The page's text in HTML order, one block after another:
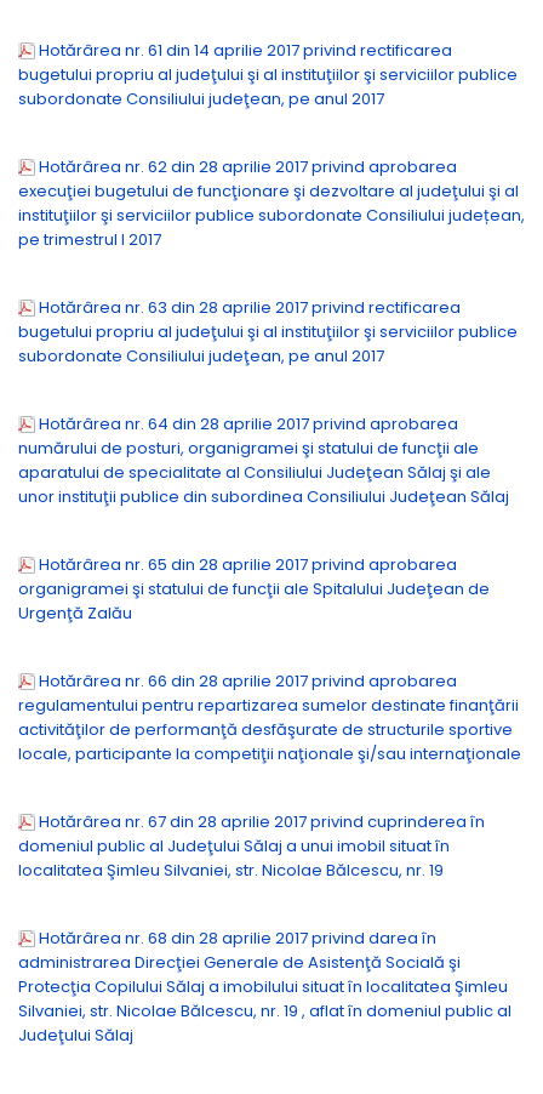
Hotărârea nr. 61 din 14 aprilie 2017 privind rectificarea
bugetului propriu al judeţului şi al instituţiilor şi serviciilor publice
subordonate Consiliului judeţean, pe anul 2017
Hotărârea nr. 62 din 28 aprilie 2017 privind aprobarea
execuţiei bugetului de funcţionare şi dezvoltare al judeţului şi al
instituţiilor şi serviciilor publice subordonate Consiliului județean,
pe trimestrul I 2017
Hotărârea nr. 63 din 28 aprilie 2017 privind rectificarea
bugetului propriu al judeţului şi al instituţiilor şi serviciilor publice
subordonate Consiliului judeţean, pe anul 2017
Hotărârea nr. 64 din 28 aprilie 2017 privind aprobarea
numărului de posturi, organigramei şi statului de funcţii ale
aparatului de specialitate al Consiliului Judeţean Sălaj şi ale
unor instituţii publice din subordinea Consiliului Judeţean Sălaj
Hotărârea nr. 65 din 28 aprilie 2017 privind aprobarea
organigramei şi statului de funcţii ale Spitalului Judeţean de
Urgenţă Zalău
Hotărârea nr. 66 din 28 aprilie 2017 privind aprobarea
regulamentului pentru repartizarea sumelor destinate finanţării
activităţilor de performanţă desfăşurate de structurile sportive
locale, participante la competiţii naţionale şi/sau internaţionale
Hotărârea nr. 67 din 28 aprilie 2017 privind cuprinderea în
domeniul public al Judeţului Sălaj a unui imobil situat în
localitatea Şimleu Silvaniei, str. Nicolae Bălcescu, nr. 19
Hotărârea nr. 68 din 28 aprilie 2017 privind darea în
administrarea Direcţiei Generale de Asistenţă Socială şi
Protecţia Copilului Sălaj a imobilului situat în localitatea Şimleu
Silvaniei, str. Nicolae Bălcescu, nr. 19 , aflat în domeniul public al
Judeţului Sălaj